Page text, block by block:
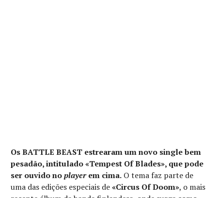
Os BATTLE BEAST estrearam um novo single bem
pesadão, intitulado «Tempest Of Blades», que pode
ser ouvido noplayerem cima. O tema faz parte de
uma das edições especiais de«Circus Of Doom», o mais